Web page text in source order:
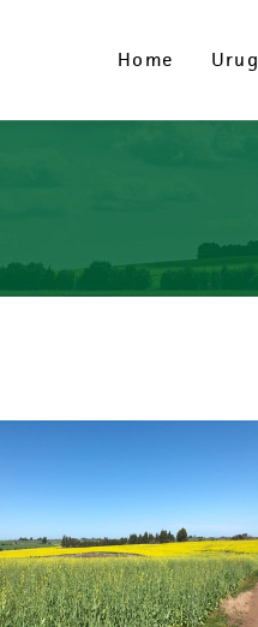
Home
Home